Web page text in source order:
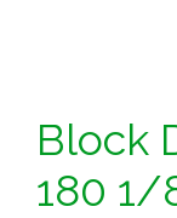
Block
180 1/